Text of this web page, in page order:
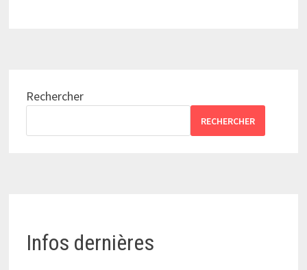
Rechercher
RECHERCHER
Infos dernières